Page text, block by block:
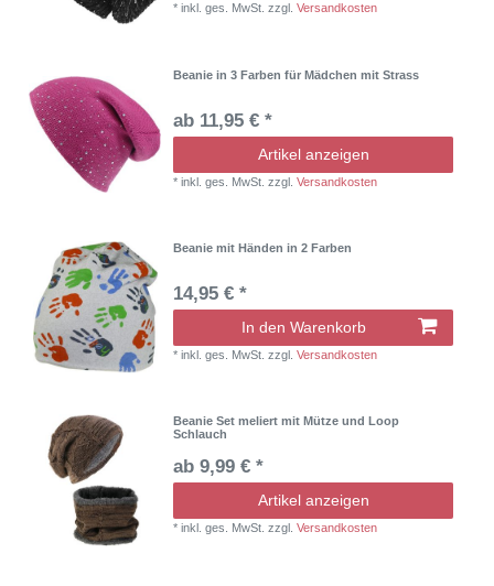
*inkl. ges. MwSt. zzgl.Versandkosten
Beanie in 3 Farben für Mädchen mit Strass
ab 11,95 € *
Artikel anzeigen
*inkl. ges. MwSt. zzgl.Versandkosten
Beanie mit Händen in 2 Farben
14,95 € *
In den Warenkorb
*inkl. ges. MwSt. zzgl.Versandkosten
Beanie Set meliert mit Mütze und Loop
Schlauch
ab 9,99 € *
Artikel anzeigen
*inkl. ges. MwSt. zzgl.Versandkosten